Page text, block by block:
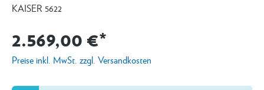
KAISER 5622
2.569,00 €*
Preise inkl. MwSt. zzgl. Versandkosten